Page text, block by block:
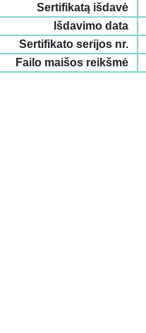
Sertifikatą išdavė
Išdavimo data
Sertifikato serijos nr.
Failo maišos reikšmė